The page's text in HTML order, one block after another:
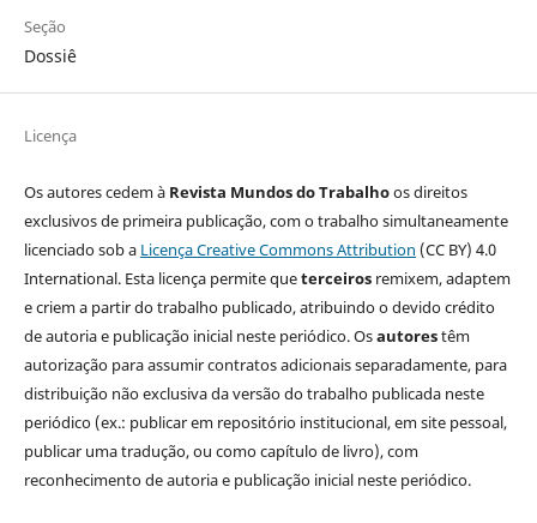
Seção
Dossiê
Licença
Os autores cedem à Revista Mundos do Trabalhoos direitos
exclusivos de primeira publicação, com o trabalho simultaneamente
licenciado sob a Licença Creative Commons Attribution (CC BY) 4.0
International. Esta licença permite queterceirosremixem, adaptem
e criem a partir do trabalho publicado, atribuindo o devido crédito
de autoria e publicação inicial neste periódico. Osautorestêm
autorização para assumir contratos adicionais separadamente, para
distribuição não exclusiva da versão do trabalho publicada neste
periódico (ex.: publicar em repositório institucional, em site pessoal,
publicar uma tradução, ou como capítulo de livro), com
reconhecimento de autoria e publicação inicial neste periódico.